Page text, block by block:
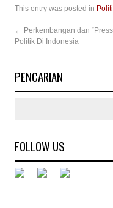
This entry was posted in
← Perkembangan dan
Politik Di Indonesia
PENCARIAN
FOLLOW US